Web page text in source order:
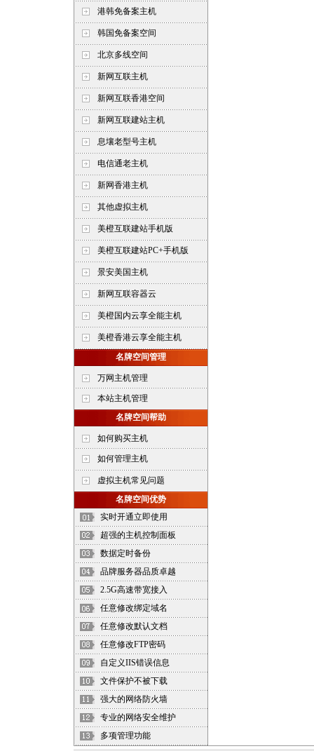
港韩免备案主机
韩国免备案空间
北京多线空间
新网互联主机
新网互联香港空间
新网互联建站主机
息壤老型号主机
电信通老主机
新网香港主机
其他虚拟主机
美橙互联建站手机版
美橙互联建站PC+手机版
景安美国主机
新网互联容器云
美橙国内云享全能主机
美橙香港云享全能主机
名牌空间管理
万网主机管理
本站主机管理
名牌空间帮助
如何购买主机
如何管理主机
虚拟主机常见问题
名牌空间优势
实时开通立即使用
超强的主机控制面板
数据定时备份
品牌服务器品质卓越
2.5G高速带宽接入
任意修改绑定域名
任意修改默认文档
任意修改FTP密码
自定义IIS错误信息
文件保护不被下载
强大的网络防火墙
专业的网络安全维护
多项管理功能